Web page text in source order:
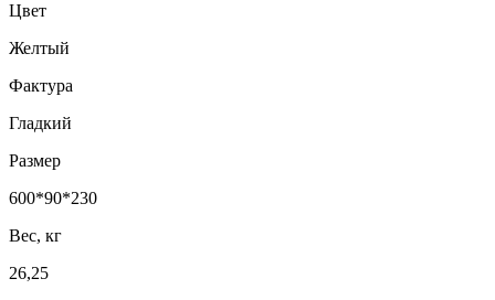
Цвет
Желтый
Фактура
Гладкий
Размер
600*90*230
Вес, кг
26,25